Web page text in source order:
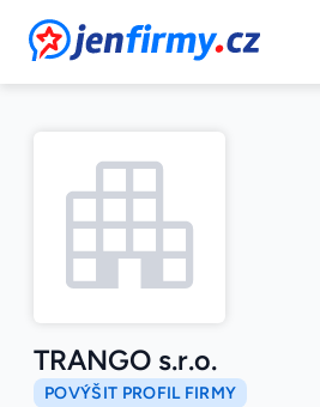
JenFirmy.cz
TRANGO s.r.o.
POVÝŠIT PROFIL FIRMY